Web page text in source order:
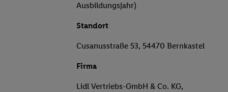
Ausbildungsjahr)
Standort
Cusanusstraße 53, 54470 Bernkastel
Firma
Lidl Vertriebs-GmbH & Co. KG,